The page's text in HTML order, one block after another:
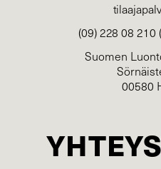
(09) 228 08 210
Suomen
00580